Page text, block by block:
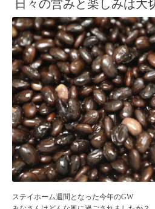
日々の営みと楽しみは大
ステイホーム週間となった今年のGW